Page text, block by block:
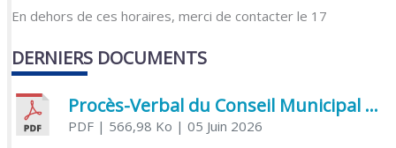
En dehors de ces horaires, merci de contacter le 17
DERNIERS DOCUMENTS
Procès-Verbal du Conseil Municipal du 5 juin 2026
PDF| 566,98 Ko | 05 Juin 2026